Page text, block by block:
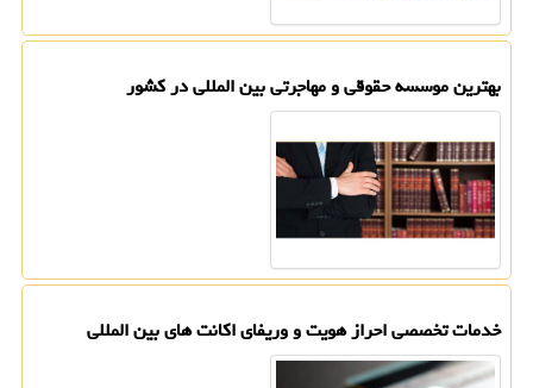
بهترین موسسه حقوقی و مهاجرتی بین المللی در كشور
خدمات تخصصی احراز هویت و وریفای اكانت های بین المللی